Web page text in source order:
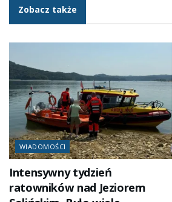
Zobacz także
WIADOMOŚCI
Intensywny tydzień
ratowników nad Jeziorem